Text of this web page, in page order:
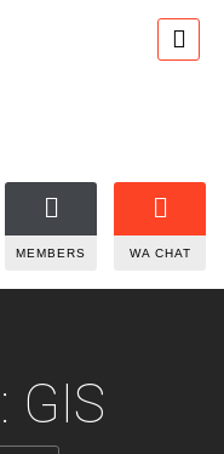
MEMBERS WA CHAT
GIS